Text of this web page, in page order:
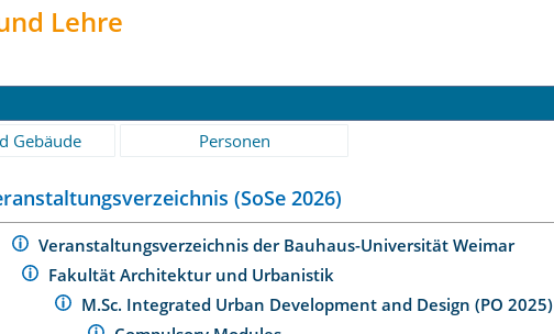
Lehre
Gebäude Personen
(SoSe 2026)
Veranstaltungsverzeichnis der Bauhaus-Universität Weimar
Fakultät Architektur und Urbanistik
M.Sc. Integrated Urban Development and Design (PO 2025)